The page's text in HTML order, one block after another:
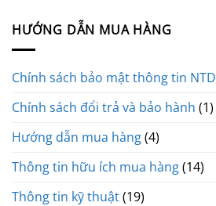
HƯỚNG DẪN MUA HÀNG
Chính sách bảo mật thông tin NTD
Chính sách đổi trả và bảo hành (1)
Hướng dẫn mua hàng(4)
Thông tin hữu ích mua hàng(14)
Thông tin kỹ thuật(19)